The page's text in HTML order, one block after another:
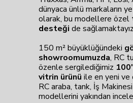
dünyaca ünlü markaların
olarak, bu modellere özel
desteği de
150 m² büyüklüğündeki
showroomumuzda, RC
özenle sergilediğimiz
vitrin ürünü ile en yeni ve
RC araba, tank, İş
modellerini yakından